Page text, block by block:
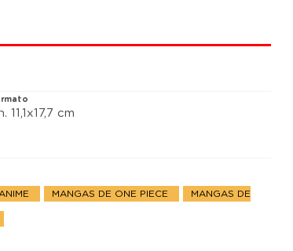
¡
11,1x17,7 cm
MANGAS DE ONE PIECE MANGAS DE